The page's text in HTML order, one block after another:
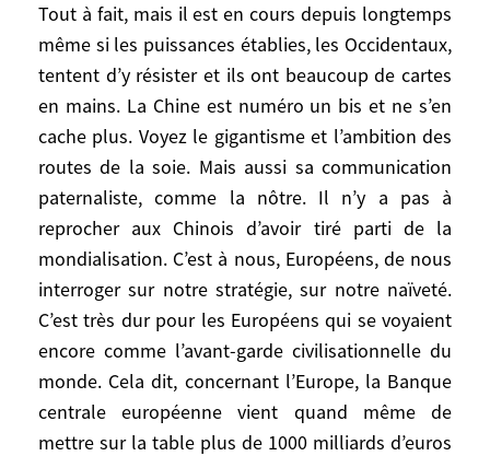
Tout à fait, mais il est en cours depuis longtemps
même si les puissances établies, les Occidentaux,
tentent d’y résister et ils ont beaucoup de cartes
en mains. La Chine est numéro un bis et ne s’en
cache plus. Voyez le gigantisme et l’ambition des
routes de la soie. Mais aussi sa communication
paternaliste, comme la nôtre. Il n’y a pas à
reprocher aux Chinois d’avoir tiré parti de la
mondialisation. C’est à nous, Européens, de nous
interroger sur notre stratégie, sur notre naïveté.
C’est très dur pour les Européens qui se voyaient
encore comme l’avant-garde civilisationnelle du
monde. Cela dit, concernant l’Europe, la Banque
centrale européenne vient quand même de
mettre sur la table plus de 1000 milliards d’euros
Tout à fait, mais il est en cours depuis
longtemps même si les puissances
établies, les Occidentaux, tentent d’y
résister et ils ont beaucoup de cartes en
mains. La Chine est numéro un bis et ne
s’en cache plus. Voyez le gigantisme et
l’ambition des routes de la soie. Mais aussi
sa communication paternaliste, comme la
nôtre. Il n’y a pas à reprocher aux Chinois
d’avoir tiré parti de la mondialisation. C’est
à nous, Européens, de nous interroger sur
notre stratégie, sur notre naïveté. C’est très
dur pour les Européens qui se voyaient
encore comme l’avant-garde
civilisationnelle du monde. Cela dit,
concernant l’Europe, la Banque centrale